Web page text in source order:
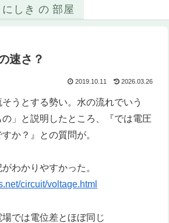
にしき の 部屋
速さ？
2019.10.11 2026.03.26
そうとする勢い。水の流れでいう
」と説明したところ、『では電圧
か？』との質問が。
わかりやすかった。
circuit/voltage.html
では電位差とほぼ同じ